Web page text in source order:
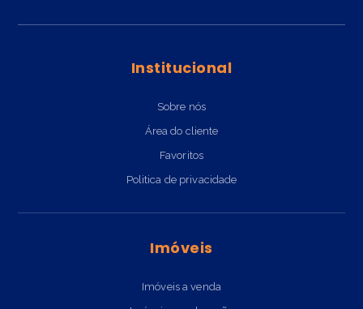
Institucional
Sobre nós
Área do cliente
Favoritos
Politica de privacidade
Imóveis
Imóveis a venda